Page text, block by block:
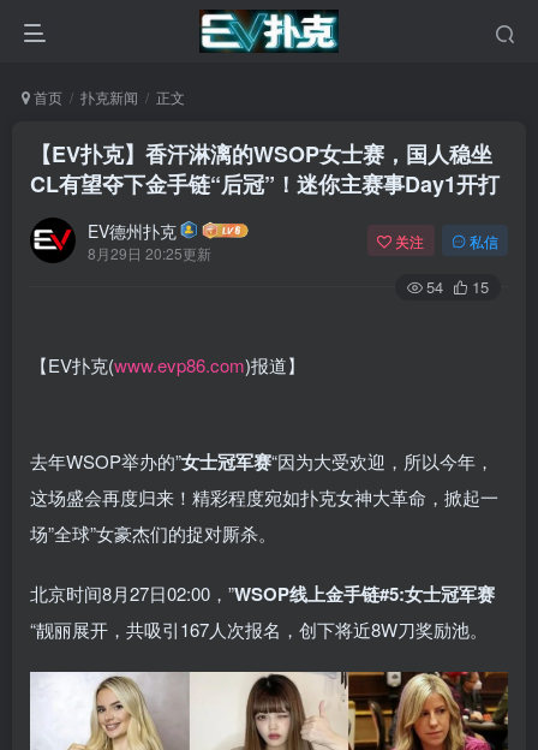
首页 扑克新闻 正文
【EV扑克】香汗淋漓的WSOP女士赛，国人稳坐
CL有望夺下金手链“后冠”！迷你主赛事Day1开打
EV德州扑克
8月29日 20:25更新
关注 私信
54 15
【EV扑克(www.evp86.com)报道】
去年WSOP举办的”女士冠军赛“因为大受欢迎，所以今年，
这场盛会再度归来！精彩程度宛如扑克女神大革命，掀起一
场”全球”女豪杰们的捉对厮杀。
北京时间8月27日02:00，”WSOP线上金手链#5:女士冠军赛
“靓丽展开，共吸引167人次报名，创下将近8W刀奖励池。